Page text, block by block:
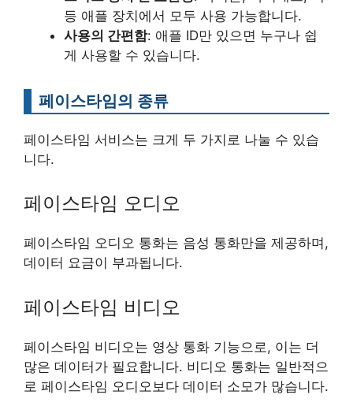
등 애플 장치에서 모두 사용 가능합니다.
사용의 간편함: 애플 ID만 있으면 누구나 쉽
게 사용할 수 있습니다.
페이스타임의 종류
페이스타임 서비스는 크게 두 가지로 나눌 수 있습
니다.
페이스타임 오디오
페이스타임 오디오 통화는 음성 통화만을 제공하며,
데이터 요금이 부과됩니다.
페이스타임 비디오
페이스타임 비디오는 영상 통화 기능으로, 이는 더
많은 데이터가 필요합니다. 비디오 통화는 일반적으
로 페이스타임 오디오보다 데이터 소모가 많습니다.